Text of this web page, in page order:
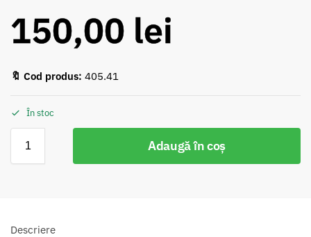
150,00 lei
🔖 Cod produs: 405.41
În stoc
Adaugă în coș
Descriere